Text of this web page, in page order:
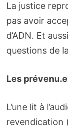
La justice
pas avoir
d’ADN. Et
questions de
Les
L’une lit à
revendication